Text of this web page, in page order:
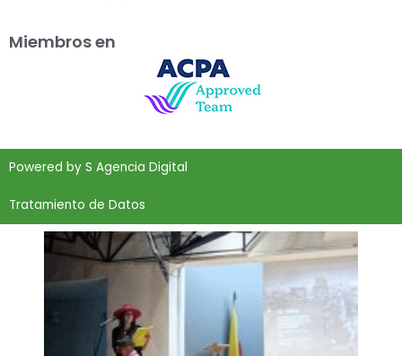
Miembros en
Powered by S Agencia Digital
Tratamiento de Datos